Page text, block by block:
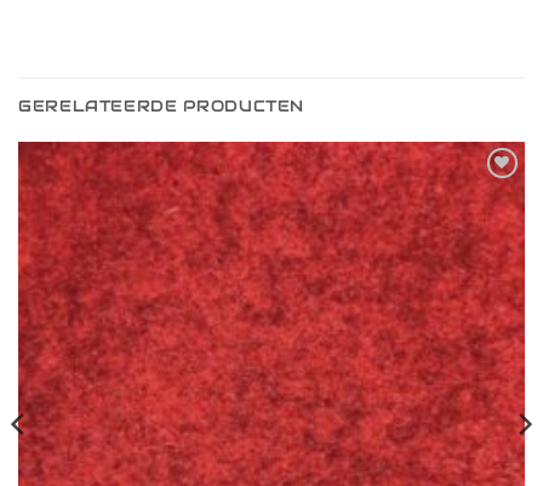
GERELATEERDE PRODUCTEN
Toevoegen
aan
verlanglijst